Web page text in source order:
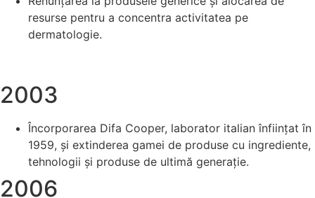
resurse pentru a concentra activitatea pe
dermatologie.
2003
Încorporarea Difa Cooper, laborator italian înființat în
1959, și extinderea gamei de produse cu ingrediente,
tehnologii și produse de ultimă generație.
2006